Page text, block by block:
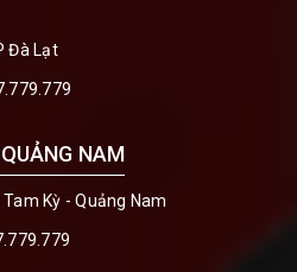
Đà Lạt
NAM
Kỳ - Quảng Nam